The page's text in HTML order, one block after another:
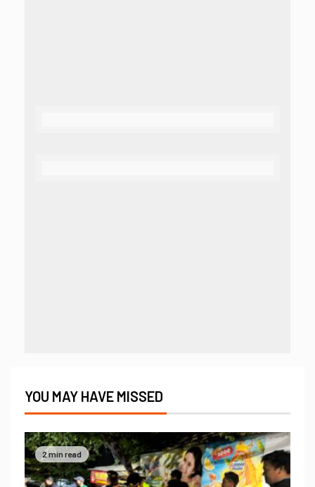
YOU MAY HAVE MISSED
2 min read